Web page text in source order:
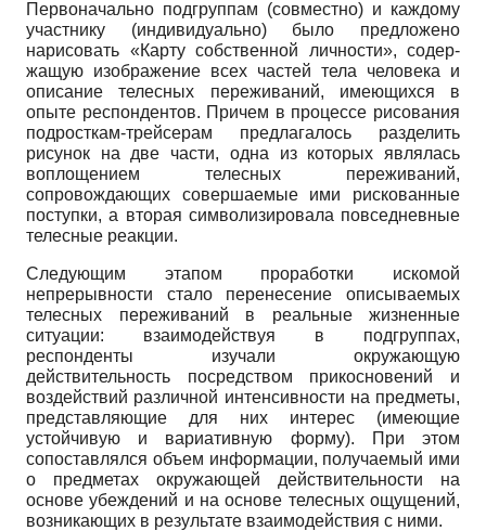
Первоначально подгруппам (совме­стно) и каждому
участнику (индивиду­ально) было предложено
нарисовать «Карту собственной личности», содер­
жащую изображение всех частей тела че­ловека и
описание телесных пережива­ний, имеющихся в
опыте респондентов. Причем в процессе рисования
подрост­кам-трейсерам предлагалось разделить
рисунок на две части, одна из которых являлась
воплощением телесных пере­живаний,
сопровождающих совершае­мые ими рискованные
поступки, а вто­рая символизировала повседневные
те­лесные реакции.
Следующим этапом проработки ис­комой
непрерывности стало перенесение описываемых
телесных переживаний в реальные жизненные
ситуации: взаимо­действуя в подгруппах,
респонденты изучали окружающую
действительность посредством прикосновений и
воздейст­вий различной интенсивности на пред­меты,
представляющие для них интерес (имеющие
устойчивую и вариативную форму). При этом
сопоставлялся объем информации, получаемый ими
о предме­тах окружающей действительности на
основе убеждений и на основе телесных ощущений,
возникающих в результате взаимодействия с ними.